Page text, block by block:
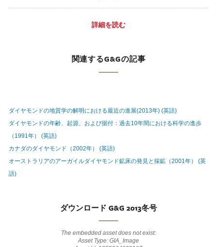
詳細を読む
関連するG&Gの記事
ダイヤモンドの地質学の解明における最近の進展(2013年) (英語)
ダイヤモンドの年齢、起源、および据付：過去10年間における科学の進歩
（1991年） (英語)
カナダのダイヤモンド（2002年） (英語)
オーストラリアのアーガイルダイヤモンド鉱床の発見と採鉱（2001年） (英
語)
ダウンロード G&G 2013冬号
The embedded asset does not exist:
Asset Type: GIA_Image